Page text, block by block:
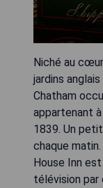
Niché au
jardins
Chatham
appartenant
1839. Un
chaque
House Inn
télévision par